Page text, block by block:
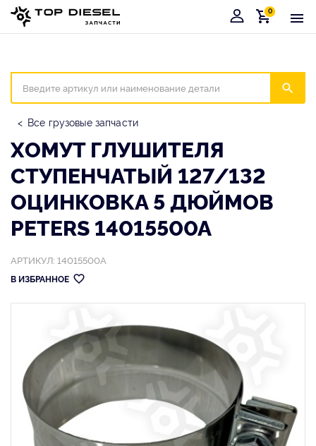
Корзина
0
Все грузовые запчасти
ХОМУТ ГЛУШИТЕЛЯ
СТУПЕНЧАТЫЙ 127/132
ОЦИНКОВКА 5 ДЮЙМОВ
PETERS 14015500A
АРТИКУЛ: 14015500A
В ИЗБРАННОЕ